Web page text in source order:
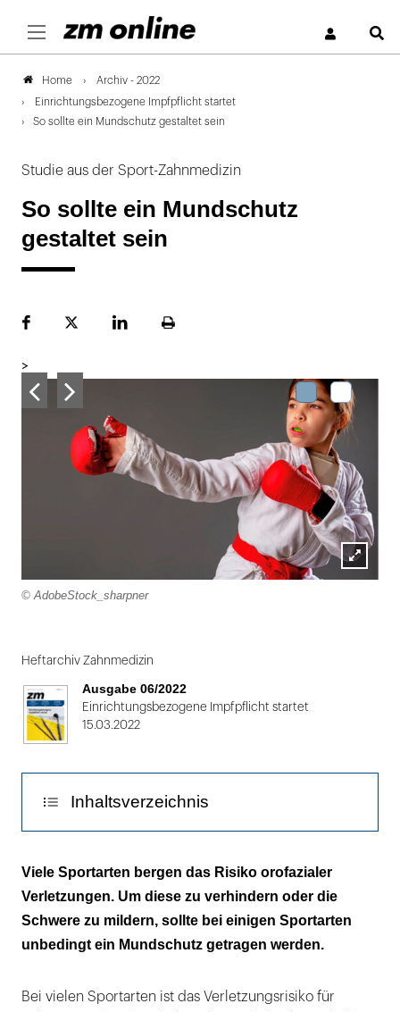
Home Archiv - 2022
Einrichtungsbezogene Impfpflicht startet
So sollte ein Mundschutz gestaltet sein
Studie aus der Sport-Zahnmedizin
So sollte ein Mundschutz
gestaltet sein
FacebookPlattformLinekdInSeite
>
Lightbox
© AdobeStock_sharpner
1
von
2
Heftarchiv Zahnmedizin
Ausgabe 06/2022
Einrichtungsbezogene Impfpflicht startet
15.03.2022
Inhaltsverzeichnis
Mindestens 3 Millimeter stark
Der individuell gefertigte Mundschutz ist der
Goldstandard
Erst die zahnärztliche Aufklärung überzeugt
Viele Sportarten bergen das Risiko orofazialer
Verletzungen. Um diese zu verhindern oder die
Schwere zu mildern, sollte bei einigen Sportarten
unbedingt ein Mundschutz getragen werden.
Bei vielen Sportarten ist das Verletzungsrisiko für